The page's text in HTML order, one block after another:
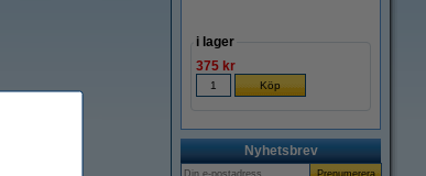
i lager
375 kr
Nyhetsbrev